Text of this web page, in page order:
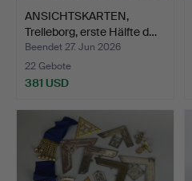
ANSICHTSKARTEN,
Trelleborg, erste Hälfte d…
Beendet 27. Jun 2026
22 Gebote
381 USD